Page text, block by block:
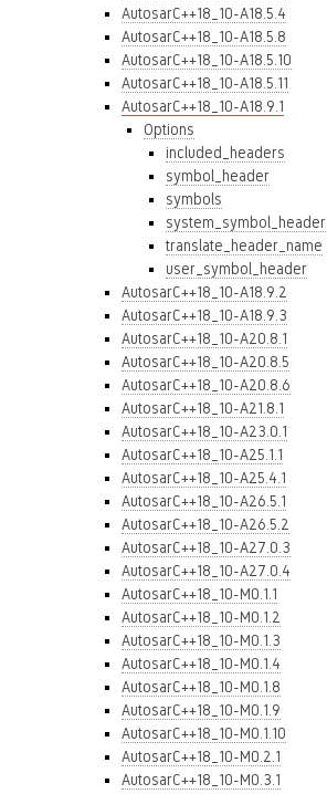
AutosarC++18_10-A18.5.4
AutosarC++18_10-A18.5.8
AutosarC++18_10-A18.5.10
AutosarC++18_10-A18.5.11
AutosarC++18_10-A18.9.1
Options
included_headers
symbol_header
symbols
system_symbol_header
translate_header_name
user_symbol_header
AutosarC++18_10-A18.9.2
AutosarC++18_10-A18.9.3
AutosarC++18_10-A20.8.1
AutosarC++18_10-A20.8.5
AutosarC++18_10-A20.8.6
AutosarC++18_10-A21.8.1
AutosarC++18_10-A23.0.1
AutosarC++18_10-A25.1.1
AutosarC++18_10-A25.4.1
AutosarC++18_10-A26.5.1
AutosarC++18_10-A26.5.2
AutosarC++18_10-A27.0.3
AutosarC++18_10-A27.0.4
AutosarC++18_10-M0.1.1
AutosarC++18_10-M0.1.2
AutosarC++18_10-M0.1.3
AutosarC++18_10-M0.1.4
AutosarC++18_10-M0.1.8
AutosarC++18_10-M0.1.9
AutosarC++18_10-M0.1.10
AutosarC++18_10-M0.2.1
AutosarC++18_10-M0.3.1